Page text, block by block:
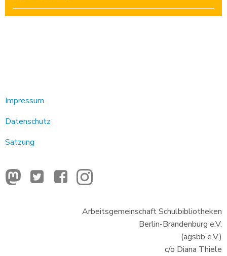
Impressum
Datenschutz
Satzung
Arbeitsgemeinschaft Schulbibliotheken
Berlin-Brandenburg e.V.
(agsbb e.V.)
c/o Diana Thiele